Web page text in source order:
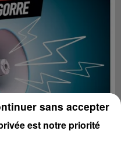
est notre priorité
sans accepter